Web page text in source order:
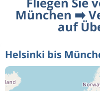
München ➡️
auf
Helsinki bis